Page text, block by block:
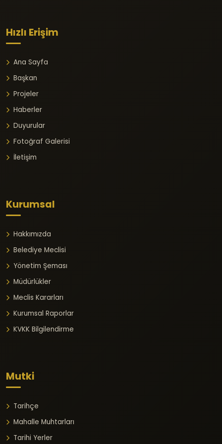
Hızlı Erişim
Ana Sayfa
Başkan
Projeler
Haberler
Duyurular
Fotoğraf Galerisi
İletişim
Kurumsal
Hakkımızda
Belediye Meclisi
Yönetim Şeması
Müdürlükler
Meclis Kararları
Kurumsal Raporlar
KVKK Bilgilendirme
Mutki
Tarihçe
Mahalle Muhtarları
Tarihi Yerler